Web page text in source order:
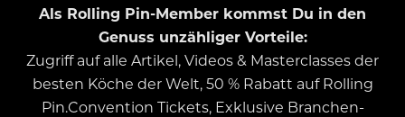
Als Rolling Pin-Member kommst Du in den
Genuss unzähliger Vorteile:
Zugriff auf alle Artikel, Videos & Masterclasses der
besten Köche der Welt, 50 % Rabatt auf Rolling
Pin.Convention Tickets, Exklusive Branchen-